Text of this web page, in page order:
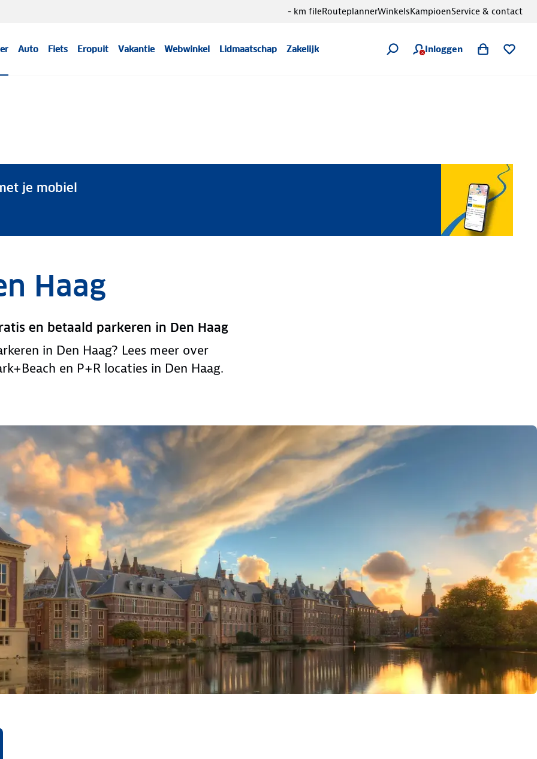
Auto Fiets Eropuit Vakantie Webwinkel Lidmaatschap Zakelijk Inloggen
- km fileRouteplannerWinkelsKampioenService & contact
je mobiel
Haag
en betaald parkeren in Den Haag
in Den Haag? Lees meer over
en P+R locaties in Den Haag.